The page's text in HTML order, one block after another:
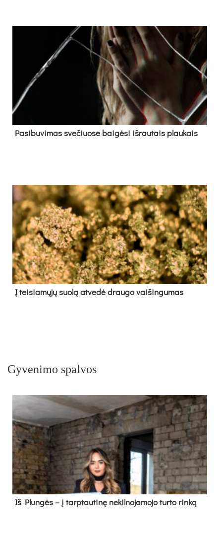
Pa­si­bu­vi­mas sve­čiuo­se bai­gė­si iš­rau­tais plau­kais
Į tei­sia­mų­jų suo­lą at­ve­dė drau­go vai­šin­gu­mas
Gyvenimo spalvos
Iš Plungės – į tarptautinę nekilnojamojo turto rinką